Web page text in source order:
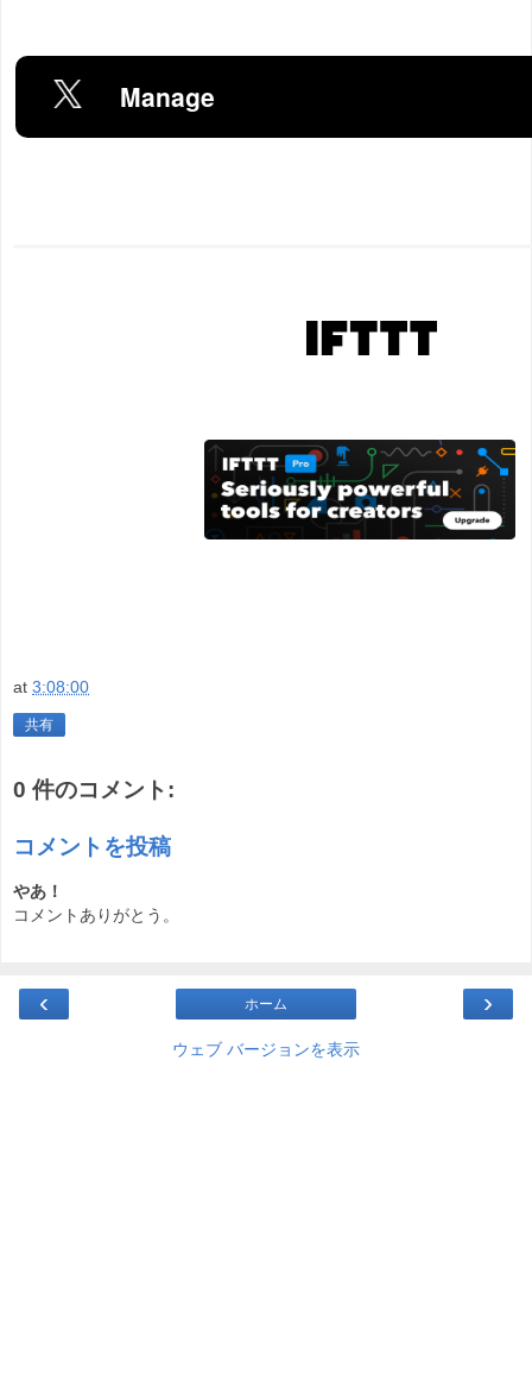
Manage
at 3:08:00
共有
0 件のコメント:
コメントを投稿
やあ！
コメントありがとう。
‹ ›
ホーム
ウェブ バージョンを表示